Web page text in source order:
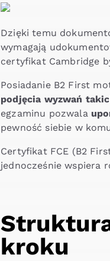
Dzięki temu
wymagają
certyfikat Cambridge
Posiadanie B2 First
podjęcia wyzwań
egzaminu pozwala
pewność siebie w
Certyfikat FCE (B2
jednocześnie wspiera
kroku